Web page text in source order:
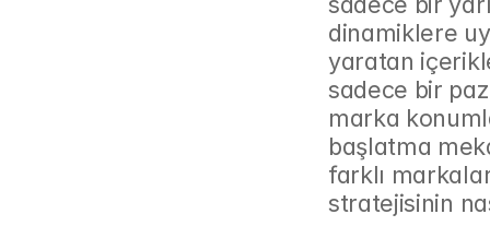
dinamiklere
yaratan
sadece bir
marka
başlatma
farklı
stratejisinin